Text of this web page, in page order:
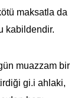
maksatla da
kabildendir.
muazzam bir
gi.i ahlaki,